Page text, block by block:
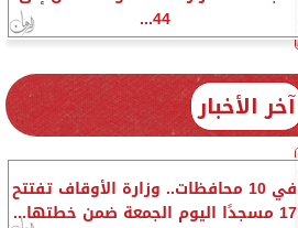
44...
آخر الأخبار
في 10 محافظات.. وزارة الأوقاف تفتتح
17 مسجدًا اليوم الجمعة ضمن خطتها...